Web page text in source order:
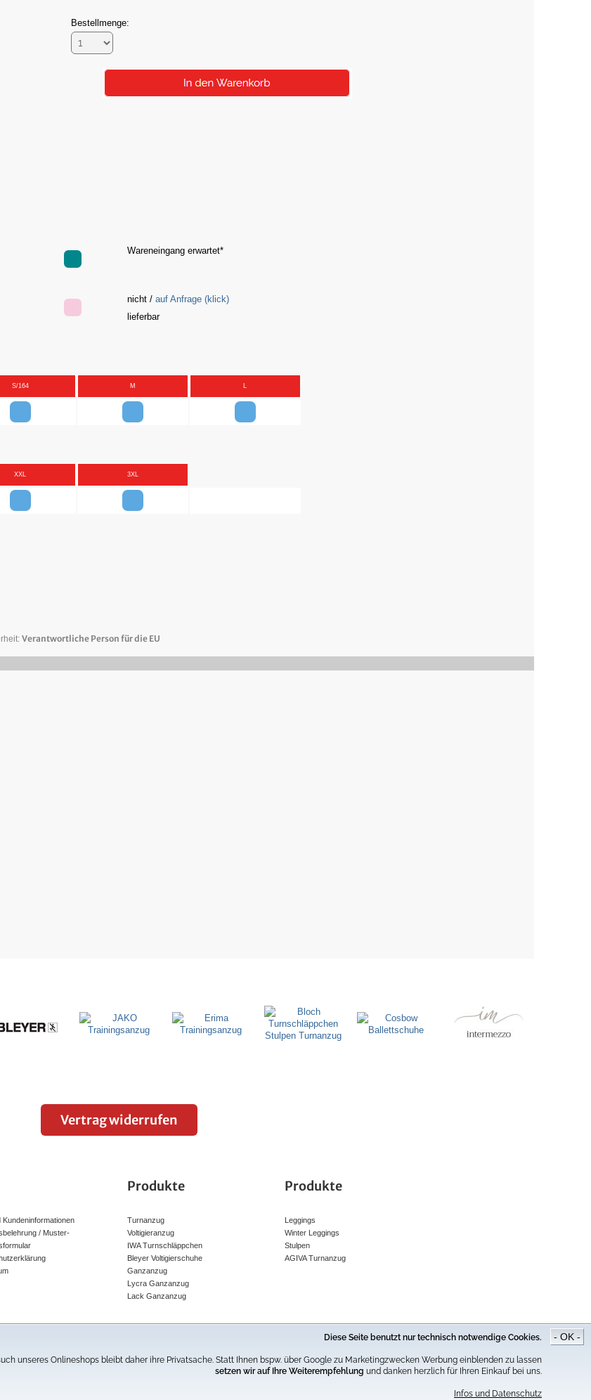
Diese Seite benutzt nur technisch notwendige Cookies.
unseres Onlineshops bleibt daher ihre Privatsache. Statt Ihnen bspw. über Google zu Marketingzwecken Werbung einblenden zu lassen
setzen wir auf Ihre Weiterempfehlung und danken herzlich für Ihren Einkauf bei uns.
Infos und Datenschutz
- OK -
Bestellmenge:
Wareneingang erwartet*
nicht / auf Anfrage (klick)
lieferbar
S/164 M L
XXL 3XL
Verantwortliche Person für die EU
Vertrag widerrufen
Kundeninformationen
/ Muster-
Produkte
Turnanzug
Voltigieranzug
IWA Turnschläppchen
Bleyer Voltigierschuhe
Ganzanzug
Lycra Ganzanzug
Lack Ganzanzug
Produkte
Leggings
Winter Leggings
Stulpen
AGIVA Turnanzug
Alle Preise inkl. 19% MwSt. zzgl. Versandkosten.